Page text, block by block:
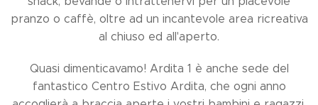
pranzo o caffè, oltre ad un incantevole area ricreativa
al chiuso ed all'aperto.
Quasi dimenticavamo! Ardita 1 è anche sede del
fantastico Centro Estivo Ardita, che ogni anno